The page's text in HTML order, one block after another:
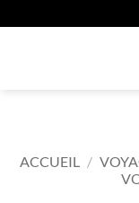
au
ACCUEIL /